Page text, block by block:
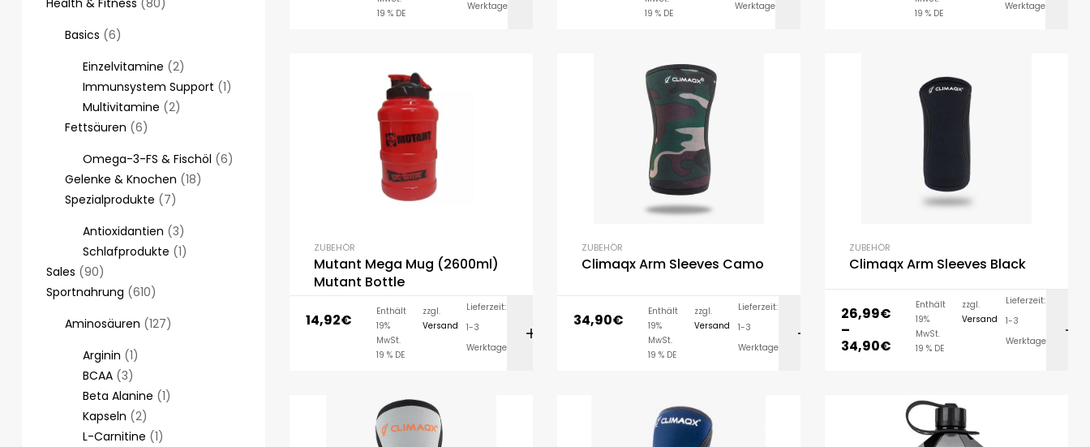
19 % DE
Werktage
19 % DE
Werktage
19 % DE
Werktage
ZUBEHÖR
Mutant Mega Mug (2600ml)
Mutant Bottle
14,92€
Enthält
19%
MwSt.
19 % DE
zzgl.
Versand
Lieferzeit:
1-3
Werktage
IN DEN WARENKORB
ZUBEHÖR
Climaqx Arm Sleeves Camo
34,90€
Enthält
19%
MwSt.
19 % DE
zzgl.
Versand
Lieferzeit:
1-3
Werktage
AUSFÜHRUNG WÄHLEN
ZUBEHÖR
Climaqx Arm Sleeves Black
26,99€
–
34,90€
Enthält
19%
MwSt.
19 % DE
zzgl.
Versand
Lieferzeit:
1-3
Werktage
Health & Fitness 80
Basics 6
Einzelvitamine
2
Immunsystem Support
1
Multivitamine
2
Fettsäuren 6
Omega-3-FS & Fischöl
6
Gelenke & Knochen 18
Spezialprodukte
7
Antioxidantien
3
Schlafprodukte
1
Sales 90
Sportnahrung 610
Aminosäuren 127
Arginin
1
BCAA 3
Beta Alanine
1
Kapseln
2
L-Carnitine
1